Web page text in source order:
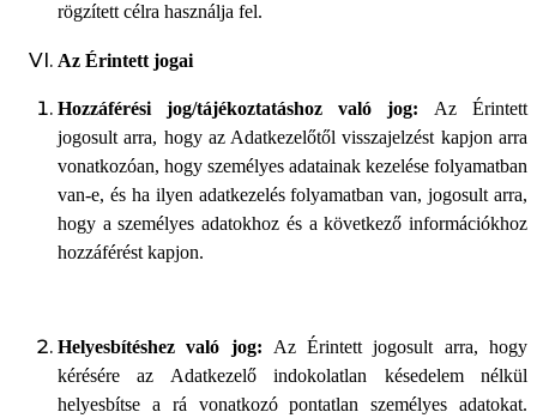
rögzített célra használja fel.
Az Érintett jogai
Hozzáférési jog/tájékoztatáshoz való jog: Az Érintett
jogosult arra, hogy az Adatkezelőtől visszajelzést kapjon arra
vonatkozóan, hogy személyes adatainak kezelése folyamatban
van-e, és ha ilyen adatkezelés folyamatban van, jogosult arra,
hogy a személyes adatokhoz és a következő információkhoz
hozzáférést kapjon.
Helyesbítéshez való jog: Az Érintett jogosult arra, hogy
kérésére az Adatkezelő indokolatlan késedelem nélkül
helyesbítse a rá vonatkozó pontatlan személyes adatokat.